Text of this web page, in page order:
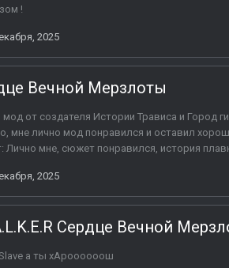
!
2025
Вечной Мерзлоты
от создателя Истории Трависа и Город
мне лично мод понравился и оставил
Лично мне, сюжет понравился, история
2025
Сердце Вечной
а ты хАроооооош